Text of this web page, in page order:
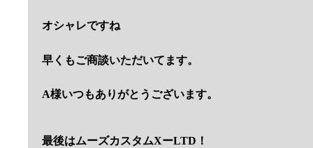
オシャレですね
早くもご商談いただいてます。
A様いつもありがとうございます。
最後はムーズカスタムXーLTD！